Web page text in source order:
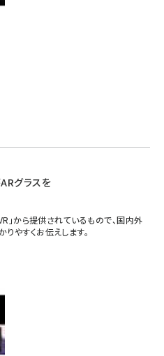
グラスを
」から提供されているもので、国内外
りやすくお伝えします。